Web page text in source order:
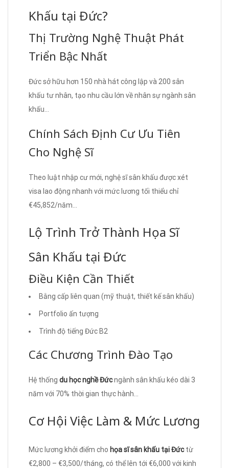
Khấu tại Đức?
Thị Trường Nghệ Thuật Phát
Triển Bậc Nhất
Đức sở hữu hơn 150 nhà hát công lập và 200 sân
khấu tư nhân, tạo nhu cầu lớn về nhân sự ngành sân
khấu…
Chính Sách Định Cư Ưu Tiên
Cho Nghệ Sĩ
Theo luật nhập cư mới, nghệ sĩ sân khấu được xét
visa lao động nhanh với mức lương tối thiểu chỉ
€45,852/năm…
Lộ Trình Trở Thành Họa Sĩ
Sân Khấu tại Đức
Điều Kiện Cần Thiết
Bằng cấp liên quan (mỹ thuật, thiết kế sân khấu)
Portfolio ấn tượng
Trình độ tiếng Đức B2
Các Chương Trình Đào Tạo
Hệ thống du học nghề Đứcngành sân khấu kéo dài 3
năm với 70% thời gian thực hành…
Cơ Hội Việc Làm & Mức Lương
Mức lương khởi điểm cho họa sĩ sân khấu tại Đứctừ
€2,800 – €3,500/tháng, có thể lên tới €6,000 với kinh